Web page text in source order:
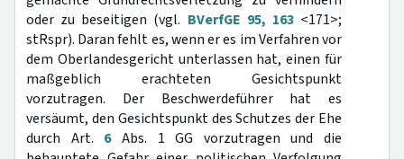
oder zu beseitigen (vgl. BVerfGE 95, 163<171>;
stRspr). Daran fehlt es, wenn er es im Verfahren vor
dem Oberlandesgericht unterlassen hat, einen für
maßgeblich erachteten Gesichtspunkt
vorzutragen. Der Beschwerdeführer hat es
versäumt, den Gesichtspunkt des Schutzes der Ehe
durch Art. 6Abs. 1 GG vorzutragen und die